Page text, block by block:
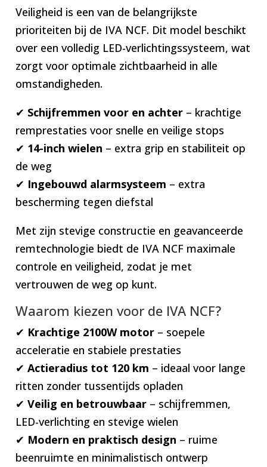
Veiligheid is een van de belangrijkste
prioriteiten bij de IVA NCF. Dit model beschikt
over een volledig LED-verlichtingssysteem, wat
zorgt voor optimale zichtbaarheid in alle
omstandigheden.
✔ Schijfremmen voor en achter – krachtige
remprestaties voor snelle en veilige stops
✔ 14-inch wielen – extra grip en stabiliteit op
de weg
✔ Ingebouwd alarmsysteem – extra
bescherming tegen diefstal
Met zijn stevige constructie en geavanceerde
remtechnologie biedt de IVA NCF maximale
controle en veiligheid, zodat je met
vertrouwen de weg op kunt.
Waarom kiezen voor de IVA NCF?
✔ Krachtige 2100W motor – soepele
acceleratie en stabiele prestaties
✔Actieradius tot 120 km – ideaal voor lange
ritten zonder tussentijds opladen
✔Veilig en betrouwbaar – schijfremmen,
LED-verlichting en stevige wielen
✔ Modern en praktisch design – ruime
beenruimte en minimalistisch ontwerp